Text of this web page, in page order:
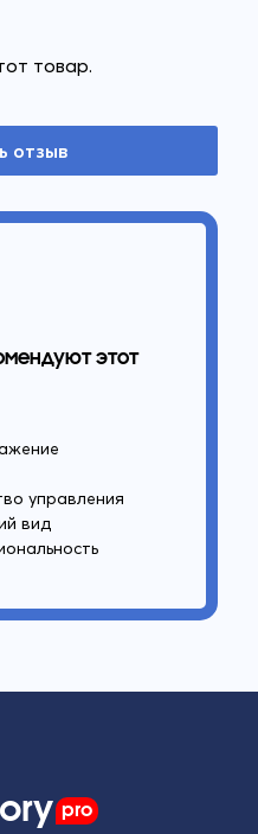
товар.
отзыв
этот
управления
вид
pro